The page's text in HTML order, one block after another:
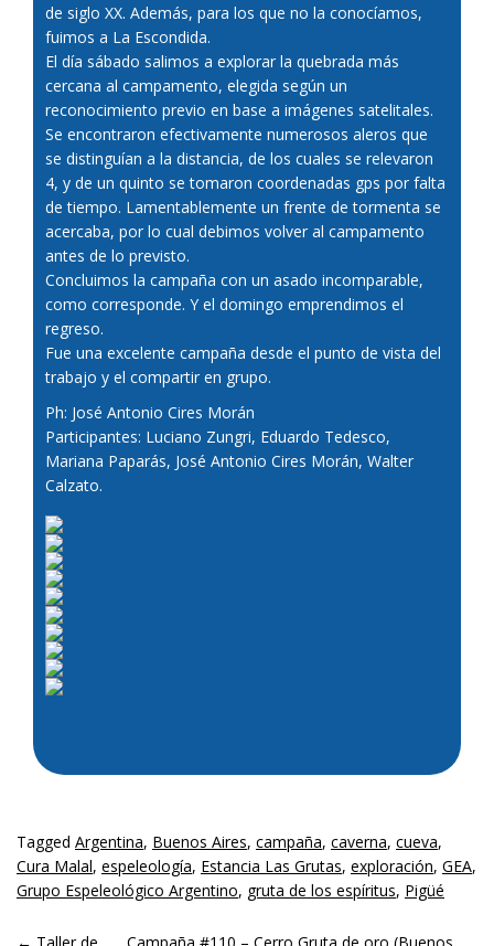
de siglo XX. Además, para los que no la conocíamos,
fuimos a La Escondida.
El día sábado salimos a explorar la quebrada más
cercana al campamento, elegida según un
reconocimiento previo en base a imágenes satelitales.
Se encontraron efectivamente numerosos aleros que
se distinguían a la distancia, de los cuales se relevaron
4, y de un quinto se tomaron coordenadas gps por falta
de tiempo. Lamentablemente un frente de tormenta se
acercaba, por lo cual debimos volver al campamento
antes de lo previsto.
Concluimos la campaña con un asado incomparable,
como corresponde. Y el domingo emprendimos el
regreso.
Fue una excelente campaña desde el punto de vista del
trabajo y el compartir en grupo.
Ph: José Antonio Cires Morán
Participantes: Luciano Zungri, Eduardo Tedesco,
Mariana Paparás, José Antonio Cires Morán, Walter
Calzato.
Tagged Argentina, Buenos Aires, campaña, caverna, cueva,
Cura Malal, espeleología, Estancia Las Grutas, exploración, GEA,
Grupo Espeleológico Argentino, gruta de los espíritus, Pigüé
← Taller de
Campaña #110 – Cerro Gruta de oro (Buenos